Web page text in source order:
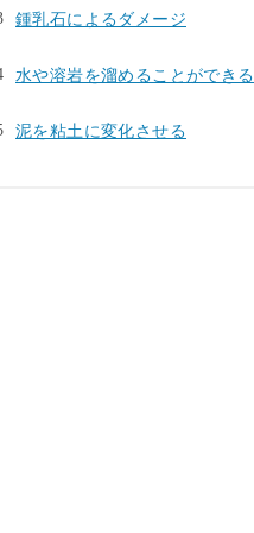
鍾乳石によるダメージ
水や溶岩を溜めることができる
泥を粘土に変化させる